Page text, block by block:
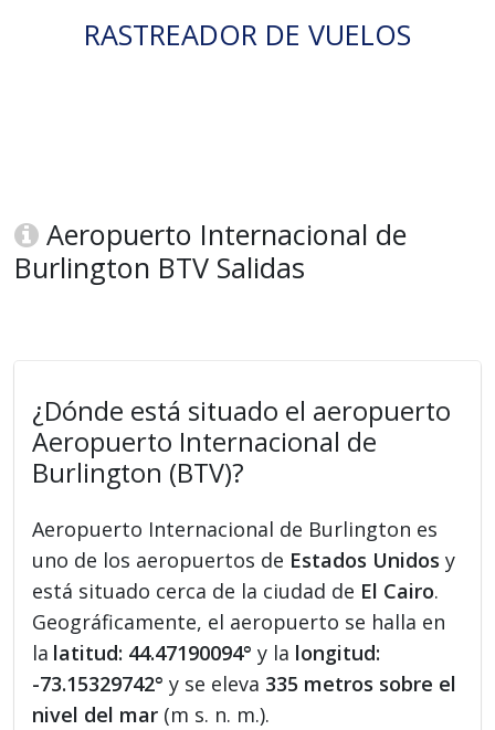
RASTREADOR DE VUELOS
Aeropuerto Internacional de
Burlington BTV Salidas
¿Dónde está situado el aeropuerto
Aeropuerto Internacional de
Burlington (BTV)?
Aeropuerto Internacional de Burlington es
uno de los aeropuertos de Estados Unidos y
está situado cerca de la ciudad de El Cairo.
Geográficamente, el aeropuerto se halla en
la latitud: 44.47190094° y la longitud:
-73.15329742° y se eleva 335 metros sobre el
nivel del mar (m s. n. m.).